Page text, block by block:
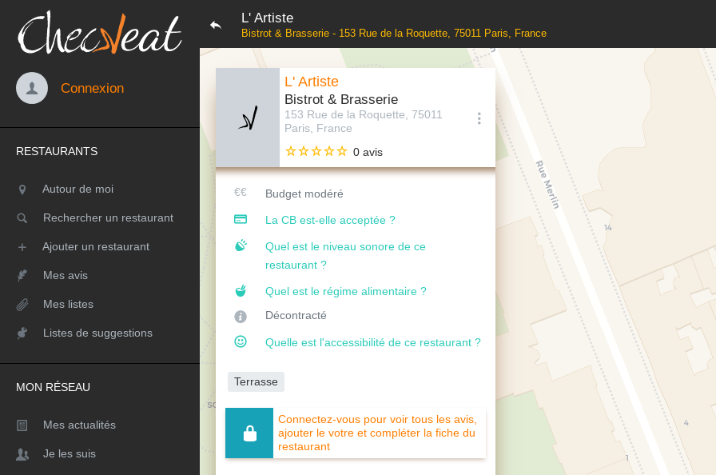
L' Artiste
Bistrot & Brasserie - 153 Rue de la Roquette, 75011 Paris, France
Connexion
RESTAURANTS
Autour de moi
Rechercher un restaurant
Ajouter un restaurant
Mes avis
Mes listes
Listes de suggestions
MON RÉSEAU
Mes actualités
Je les suis
L' Artiste
Bistrot & Brasserie
153 Rue de la Roquette, 75011
Paris, France
0 avis
Budget modéré
La CB est-elle acceptée ?
Quel est le niveau sonore de ce
restaurant ?
Quel est le régime alimentaire ?
Décontracté
Quelle est l'accessibilité de ce restaurant ?
Terrasse
Connectez-vous pour voir tous les avis,
ajouter le votre et compléter la fiche du
restaurant